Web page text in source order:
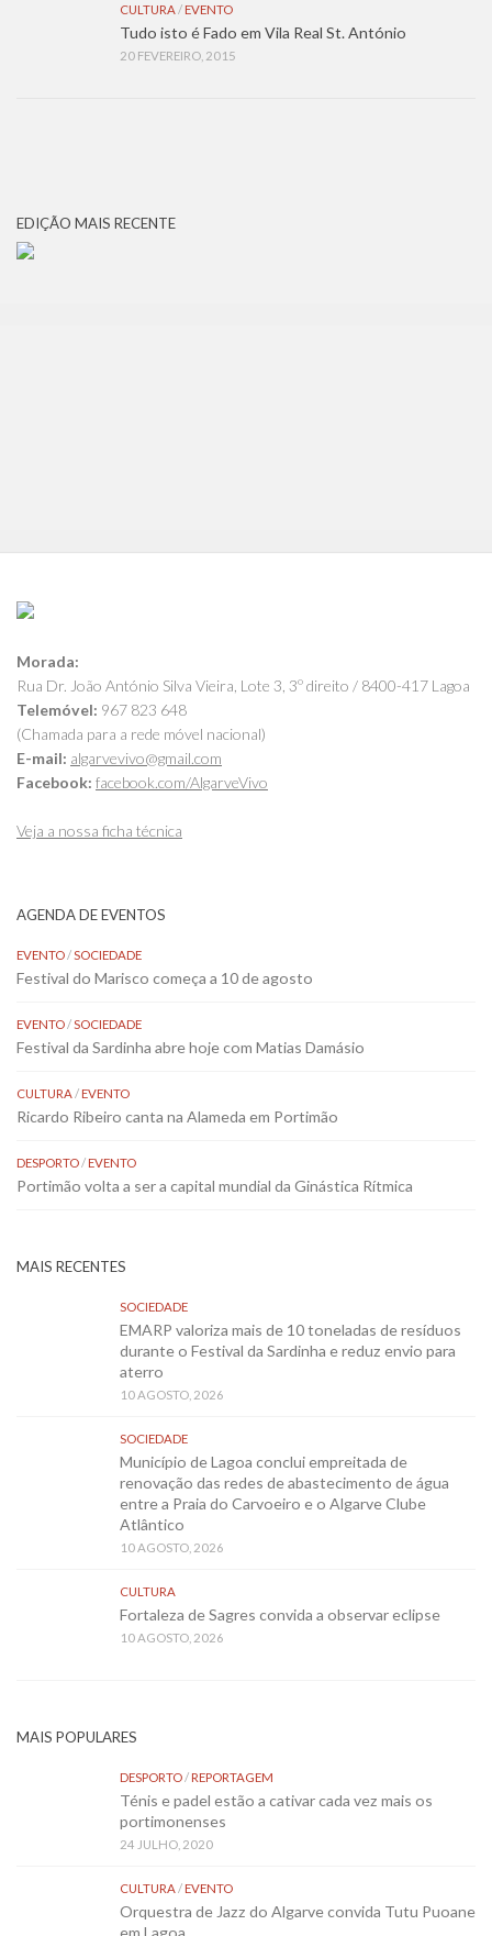
CULTURA/ EVENTO
Tudo isto é Fado em Vila Real St. António
20 FEVEREIRO, 2015
EDIÇÃO MAIS RECENTE
Morada:
Rua Dr. João António Silva Vieira, Lote 3, 3º direito / 8400-417 Lagoa
Telemóvel: 967 823 648
(Chamada para a rede móvel nacional)
E-mail: algarvevivo@gmail.com
Facebook: facebook.com/AlgarveVivo
Veja a nossa ficha técnica
AGENDA DE EVENTOS
EVENTO/SOCIEDADE
Festival do Marisco começa a 10 de agosto
EVENTO/SOCIEDADE
Festival da Sardinha abre hoje com Matias Damásio
CULTURA/EVENTO
Ricardo Ribeiro canta na Alameda em Portimão
DESPORTO/EVENTO
Portimão volta a ser a capital mundial da Ginástica Rítmica
MAIS RECENTES
SOCIEDADE
EMARP valoriza mais de 10 toneladas de resíduos
durante o Festival da Sardinha e reduz envio para
aterro
10 AGOSTO, 2026
SOCIEDADE
Município de Lagoa conclui empreitada de
renovação das redes de abastecimento de água
entre a Praia do Carvoeiro e o Algarve Clube
Atlântico
10 AGOSTO, 2026
CULTURA
Fortaleza de Sagres convida a observar eclipse
10 AGOSTO, 2026
MAIS POPULARES
DESPORTO/REPORTAGEM
Ténis e padel estão a cativar cada vez mais os
portimonenses
24 JULHO, 2020
CULTURA/EVENTO
Orquestra de Jazz do Algarve convida Tutu Puoane
em Lagoa